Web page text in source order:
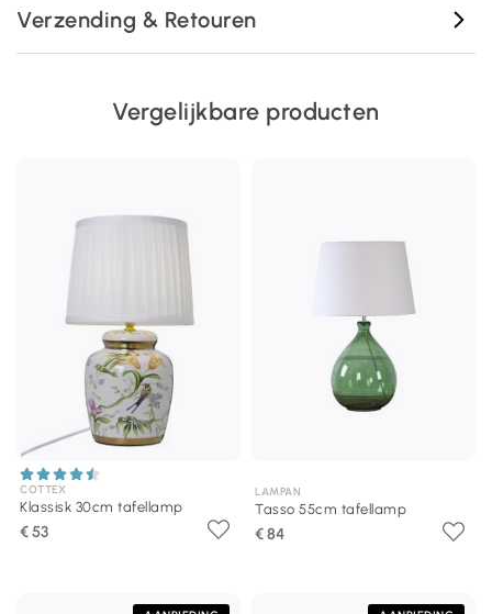
Verzending & Retouren
Vergelijkbare producten
COTTEX
Klassisk 30cm tafellamp
€ 53
LAMPAN
Tasso 55cm tafellamp
€ 84